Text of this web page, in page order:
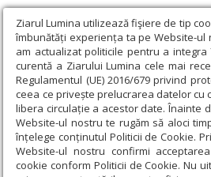
Ziarul Lumina utilizează fişiere de tip
îmbunătăți experiența ta pe Website-ul
am actualizat politicile pentru a
curentă a Ziarului Lumina cele mai
Regulamentul (UE) 2016/679 privind
ceea ce privește prelucrarea datelor cu
libera circulație a acestor date. Înainte
Website-ul nostru te rugăm să aloci
înțelege conținutul Politicii de Cookie.
Website-ul nostru confirmi
cookie conform Politicii de Cookie. Nu
Ziarul Lumina › Prof. Ştefania Ciungu
Prof. Ştefania Ciungu